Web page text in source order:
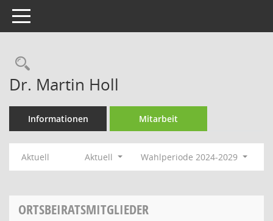
Toggle navigation
Rechercheauswahl
Dr. Martin Holl
Informationen Mitarbeit
Aktuell Aktuell Wahlperiode 2024-2029
ORTSBEIRATSMITGLIEDER